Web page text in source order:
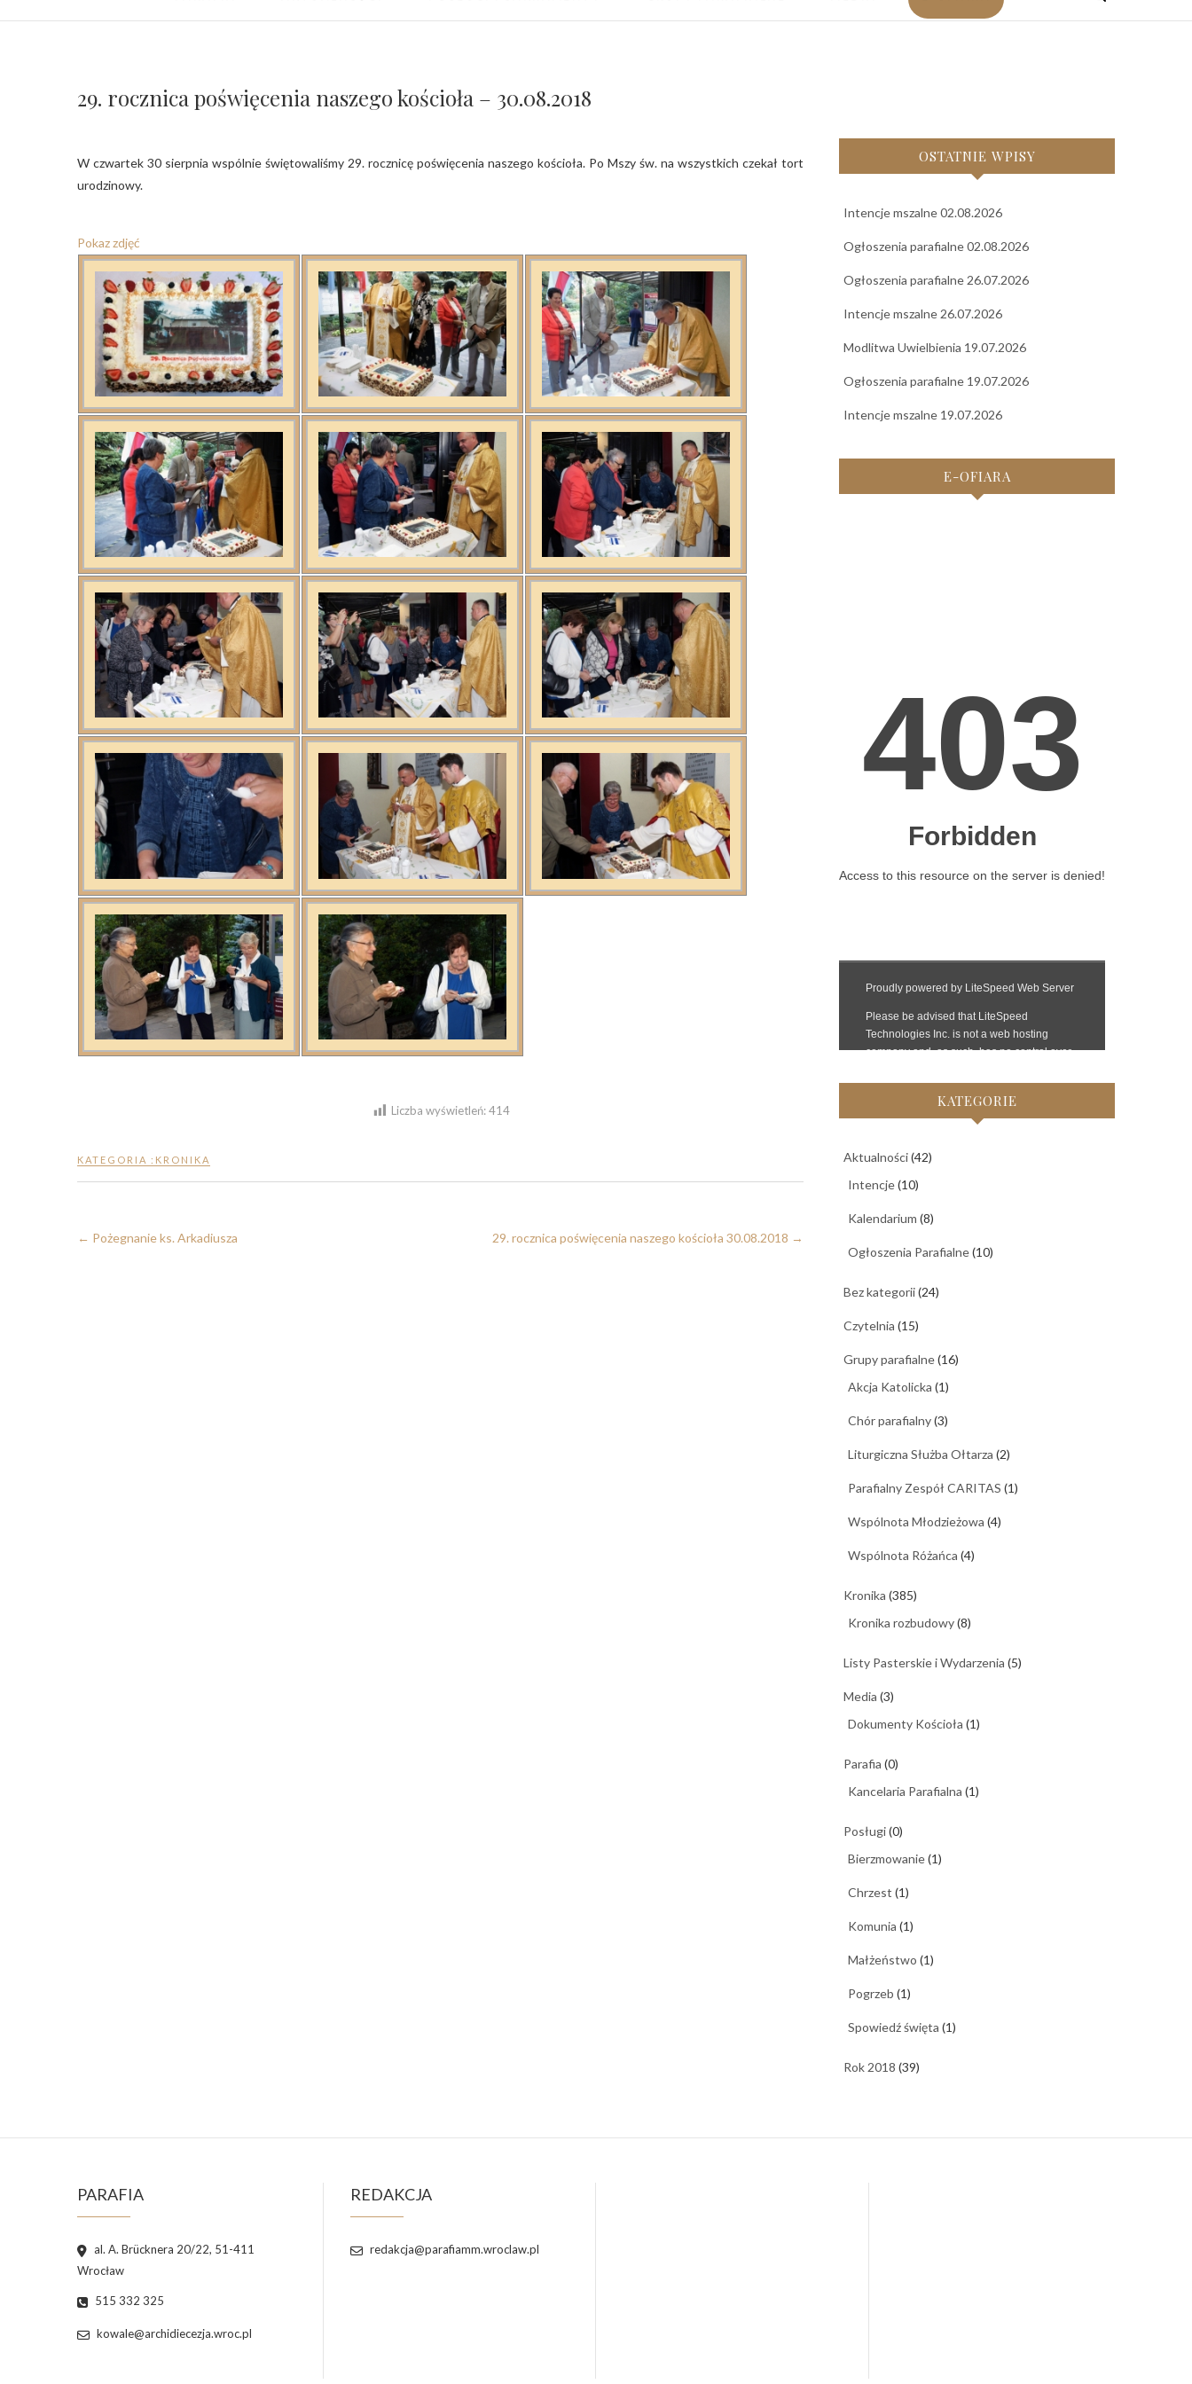
29. rocznica poświęcenia naszego kościoła – 30.08.2018
W czwartek 30 sierpnia wspólnie świętowaliśmy 29. rocznicę poświęcenia naszego kościoła. Po Mszy św. na wszystkich czekał tort
urodzinowy.
Pokaz zdjęć
Liczba wyświetleń:414
KATEGORIA : KRONIKA
← Pożegnanie ks. Arkadiusza 29. rocznica poświęcenia naszego kościoła 30.08.2018 →
OSTATNIE WPISY
Intencje mszalne 02.08.2026
Ogłoszenia parafialne 02.08.2026
Ogłoszenia parafialne 26.07.2026
Intencje mszalne 26.07.2026
Modlitwa Uwielbienia 19.07.2026
Ogłoszenia parafialne 19.07.2026
Intencje mszalne 19.07.2026
E-OFIARA
KATEGORIE
Aktualności(42)
Intencje(10)
Kalendarium (8)
Ogłoszenia Parafialne(10)
Bez kategorii(24)
Czytelnia (15)
Grupy parafialne(16)
Akcja Katolicka (1)
Chór parafialny(3)
Liturgiczna Służba Ołtarza (2)
Parafialny Zespół CARITAS (1)
Wspólnota Młodzieżowa (4)
Wspólnota Różańca (4)
Kronika (385)
Kronika rozbudowy(8)
Listy Pasterskie i Wydarzenia (5)
Media (3)
Dokumenty Kościoła (1)
Parafia (0)
Kancelaria Parafialna (1)
Posługi(0)
Bierzmowanie(1)
Chrzest (1)
Komunia (1)
Małżeństwo (1)
Pogrzeb (1)
Spowiedź święta (1)
Rok 2018 (39)
PARAFIA
al. A. Brücknera 20/22, 51-411
Wrocław
515 332 325
kowale@archidiecezja.wroc.pl
REDAKCJA
redakcja@parafiamm.wroclaw.pl